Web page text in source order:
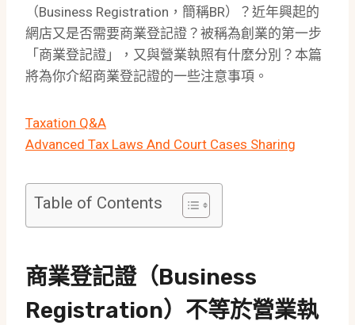
（Business Registration，簡稱BR）？近年興起的
網店又是否需要商業登記證？被稱為創業的第一步
「商業登記證」，又與營業執照有什麼分別？本篇
將為你介紹商業登記證的一些注意事項。
Taxation Q&A
Advanced Tax Laws And Court Cases Sharing
Table of Contents
商業登記證（Business
Registration）不等於營業執